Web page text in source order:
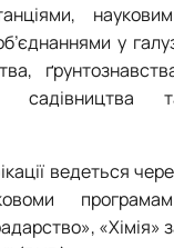
у
садівництва
ведеться
програм
«Хімія»